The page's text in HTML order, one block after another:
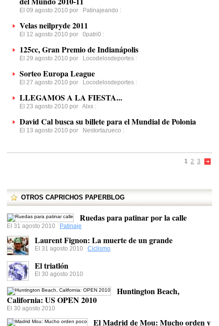
El 09 agosto 2010 por Patinajeando :
Velas neilpryde 2011
El 12 agosto 2010 por 0patri0 :
125cc, Gran Premio de Indianápolis
El 29 agosto 2010 por Locodelosdeportes :
Sorteo Europa League
El 27 agosto 2010 por Locodelosdeportes :
LLEGAMOS A LA FIESTA...
El 23 agosto 2010 por Alxx :
David Cal busca su billete para el Mundial de Polonia
El 13 agosto 2010 por Nestortazueco :
1 2 3
OTROS CAPRICHOS PAPERBLOG
Ruedas para patinar por la calle
El 31 agosto 2010 Patinaje
Laurent Fignon: La muerte de un grande
El 31 agosto 2010 Ciclismo
El triatlón
El 30 agosto 2010
Huntington Beach,
California: US OPEN 2010
El 30 agosto 2010
El Madrid de Mou: Mucho orden y